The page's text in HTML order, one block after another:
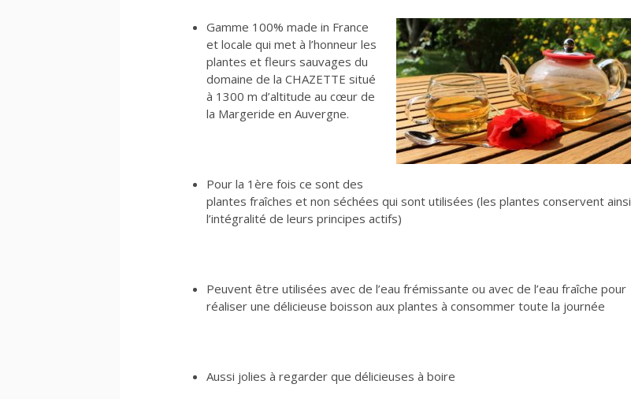
Gamme 100% made in France
et locale qui met à l’honneur les
plantes et fleurs sauvages du
domaine de la CHAZETTE situé
à 1300 m d’altitude au cœur de
la Margeride en Auvergne.
Pour la 1ère fois ce sont des
plantes fraîches et non séchées qui sont utilisées (les plantes conservent ainsi
l’intégralité de leurs principes actifs)
Peuvent être utilisées avec de l’eau frémissante ou avec de l’eau fraîche pour
réaliser une délicieuse boisson aux plantes à consommer toute la journée
Aussi jolies à regarder que délicieuses à boire